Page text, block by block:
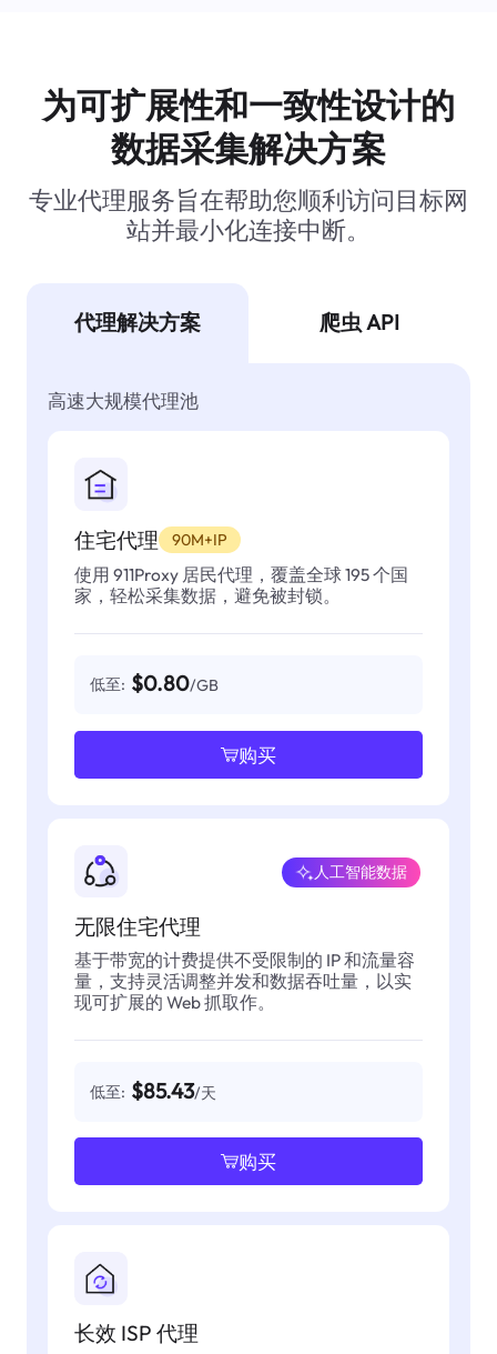
为可扩展性和一致性设计的
数据采集解决方案
专业代理服务旨在帮助您顺利访问目标网
站并最小化连接中断。
代理解决方案 爬虫 API
高速大规模代理池
住宅代理 90M+IP
使用 911Proxy 居民代理，覆盖全球 195 个国
家，轻松采集数据，避免被封锁。
低至: $0.80/GB
购买
无限住宅代理
人工智能数据
基于带宽的计费提供不受限制的 IP 和流量容
量，支持灵活调整并发和数据吞吐量，以实
现可扩展的 Web 抓取作。
低至: $85.43/天
购买
长效 ISP 代理